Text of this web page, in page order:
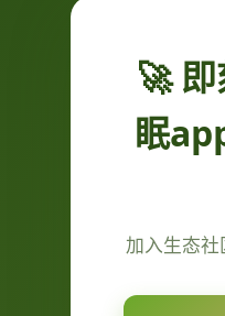
🚀
眠
加入生态